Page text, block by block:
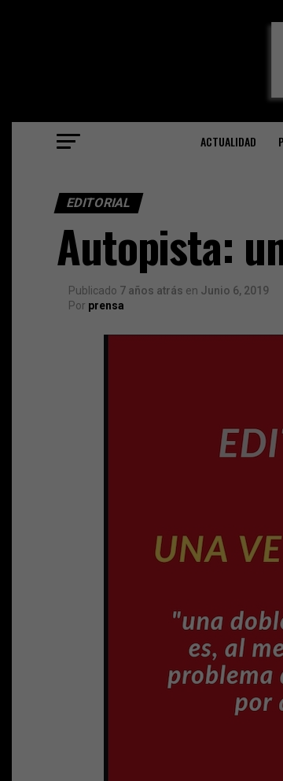
ACTUALIDAD
EDITORIAL
Autopista:
Publicado 7 años atrás en Junio 6, 2019
Por prensa